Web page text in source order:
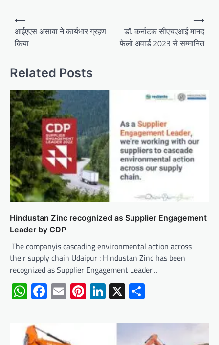
Post
navigation
⟵
आईएएस असावा ने कार्यभार ग्रहण
किया
डॉ. कर्नाटक सीएचएआई मानद
फेलो अवार्ड 2023 से सम्मानित
⟶
Related Posts
Hindustan Zinc recognized as Supplier Engagement
Leader by CDP
The companyis cascading environmental action across
their supply chain Udaipur : Hindustan Zinc has been
recognized as Supplier Engagement Leader…
WhatsApp
Facebook
EmailPinterest
LinkedIn
X